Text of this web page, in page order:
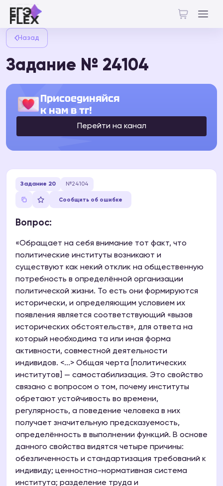
Назад
Задание № 24104
Присоединяйся
к нам в тг!
Перейти на канал
Задание 20 №24104
Сообщить об ошибке
Вопрос:
«Обращает на себя внимание тот факт, что
политические институты возникают и
существуют как некий отклик на общественную
потребность в определённой организации
политической жизни. То есть они формируются
исторически, и определяющим условием их
появления является соответствующий «вызов
исторических обстоятельств», для ответа на
который необходима та или иная форма
активности, совместной деятельности
индивидов. <...> Общая черта [политических
институтов] — самостабилизация. Это свойство
связано с вопросом о том, почему институты
обретают устойчивость во времени,
регулярность, а поведение человека в них
получает значительную предсказуемость,
определённость в выполнении функций. В основе
данного свойства видятся четыре причины:
обезличенность и стандартизация требований к
индивиду; ценностно-нормативная система
института; разделение труда и